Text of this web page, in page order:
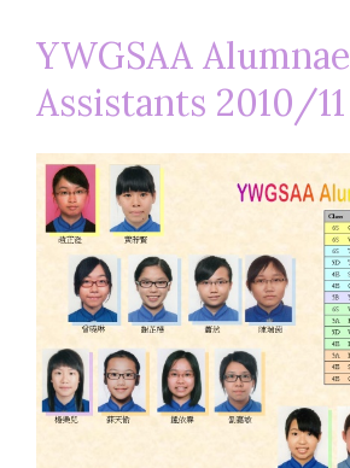
YWGSAA Alumnae
Assistants 2010/11